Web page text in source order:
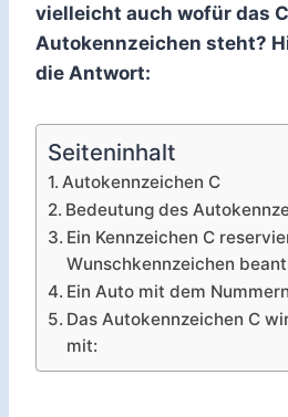
vielleicht auch wofür das
Autokennzeichen steht?
die Antwort:
Seiteninhalt
Autokennzeichen C
Bedeutung des
Ein Kennzeichen C
Wunschkennzeichen
Ein Auto mit dem
Das Autokennzeichen C
mit: